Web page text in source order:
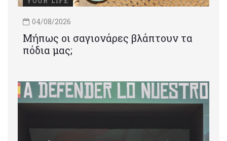
04/08/2026
Μήπως οι σαγιονάρες βλάπτουν τα
πόδια μας;